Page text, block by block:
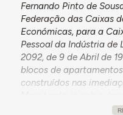
Fernando Pinto de
Federação das Caixas
Económicas, para a
Pessoal da Indústria de
2092, de 9 de Abril de
blocos de
construídos nas
Habitação, foram